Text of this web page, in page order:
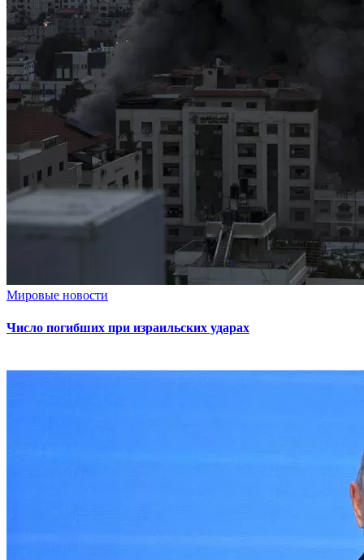
Мировые новости
Число погибших при израильских ударах